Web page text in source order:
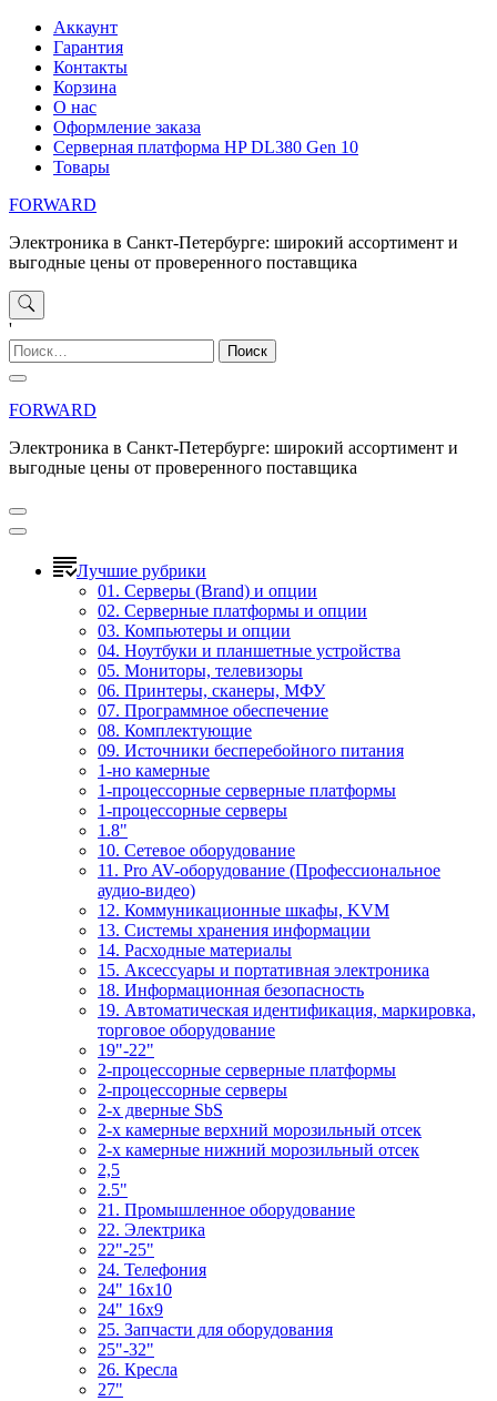
Перейти
содержимому
Аккаунт
Гарантия
Контакты
Корзина
О нас
Оформление заказа
Серверная платформа HP DL380 Gen 10
Товары
FORWARD
Электроника в Санкт-Петербурге: широкий ассортимент и
выгодные цены от проверенного поставщика
'
Найти:
FORWARD
Электроника в Санкт-Петербурге: широкий ассортимент и
выгодные цены от проверенного поставщика
Лучшие рубрики
01. Серверы (Brand) и опции
02. Серверные платформы и опции
03. Компьютеры и опции
04. Ноутбуки и планшетные устройства
05. Мониторы, телевизоры
06. Принтеры, сканеры, МФУ
07. Программное обеспечение
08. Комплектующие
09. Источники бесперебойного питания
1-но камерные
1-процессорные серверные платформы
1-процессорные серверы
1.8"
10. Сетевое оборудование
11. Pro AV-оборудование (Профессиональное
аудио-видео)
12. Коммуникационные шкафы, KVM
13. Системы хранения информации
14. Расходные материалы
15. Аксессуары и портативная электроника
18. Информационная безопасность
19. Автоматическая идентификация, маркировка,
торговое оборудование
19"-22"
2-процессорные серверные платформы
2-процессорные серверы
2-х дверные SbS
2-х камерные верхний морозильный отсек
2-х камерные нижний морозильный отсек
2,5
2.5"
21. Промышленное оборудование
22. Электрика
22"-25"
24. Телефония
24" 16x10
24" 16x9
25. Запчасти для оборудования
25"-32"
26. Кресла
27"